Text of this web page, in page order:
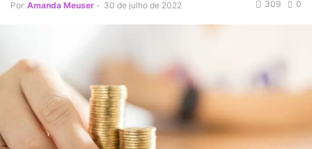
Por Amanda Meuser - 30 de julho de 2022 0
309